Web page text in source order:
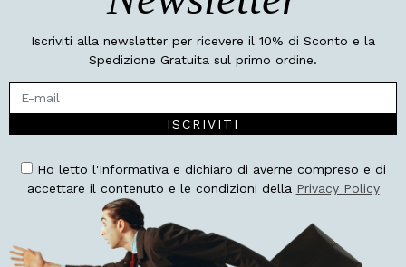
Iscriviti alla newsletter per ricevere il 10% di Sconto e la
Spedizione Gratuita sul primo ordine.
ISCRIVITI
Ho letto l'Informativa e dichiaro di averne compreso e di
accettare il contenuto e le condizioni della Privacy Policy